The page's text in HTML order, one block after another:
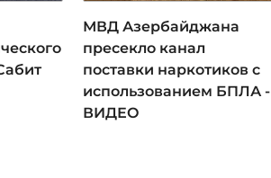
МВД Азербайджана
пресекло канал
поставки наркотиков с
использованием БПЛА -
ВИДЕО